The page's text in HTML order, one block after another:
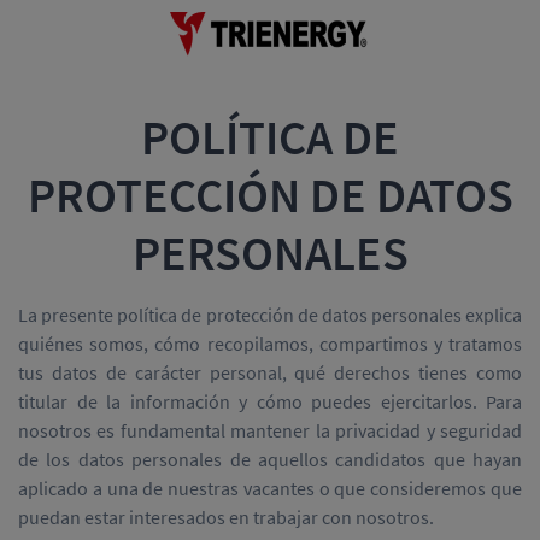
POLÍTICA DE
PROTECCIÓN DE DATOS
PERSONALES
La presente política de protección de datos personales explica
quiénes somos, cómo recopilamos, compartimos y tratamos
tus datos de carácter personal, qué derechos tienes como
titular de la información y cómo puedes ejercitarlos. Para
nosotros es fundamental mantener la privacidad y seguridad
de los datos personales de aquellos candidatos que hayan
aplicado a una de nuestras vacantes o que consideremos que
puedan estar interesados en trabajar con nosotros.